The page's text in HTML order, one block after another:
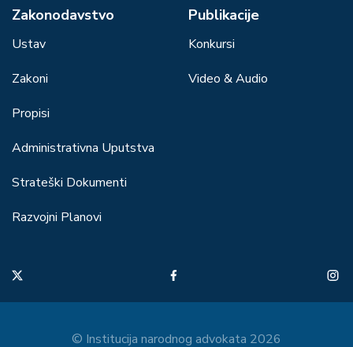
Zakonodavstvo
Ustav
Zakoni
Propisi
Administrativna Uputstva
Strateški Dokumenti
Razvojni Planovi
Publikacije
Konkursi
Video & Audio
© Institucija narodnog advokata 2026